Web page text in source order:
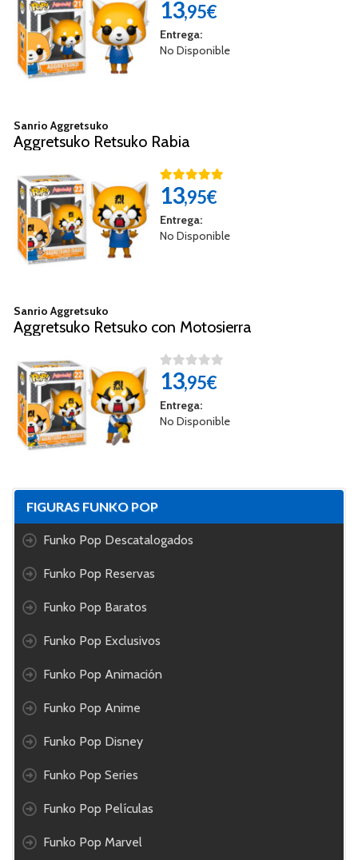
13,95€
Entrega:
No Disponible
Sanrio Aggretsuko
Aggretsuko Retsuko Rabia
13,95€
Entrega:
No Disponible
Sanrio Aggretsuko
Aggretsuko Retsuko con Motosierra
13,95€
Entrega:
No Disponible
FIGURAS FUNKO POP
Funko Pop Descatalogados
Funko Pop Reservas
Funko Pop Baratos
Funko Pop Exclusivos
Funko Pop Animación
Funko Pop Anime
Funko Pop Disney
Funko Pop Series
Funko Pop Películas
Funko Pop Marvel